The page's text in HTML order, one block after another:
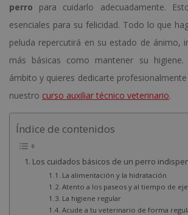
perro para cuidarlo adecuadamente.
esenciales para su felicidad. Todo lo que
peluda repercutirá en su estado de ánimo,
más básicas como mantener su
ámbito y quieres dedicarte
nuestro curso auxiliar técnico veterinario.
Índice de contenidos
Los cuidados básicos de un perro
La alimentación y la hidratación
Atento a los paseos y al tiempo de
La higiene regular
Acude a tu veterinario de forma